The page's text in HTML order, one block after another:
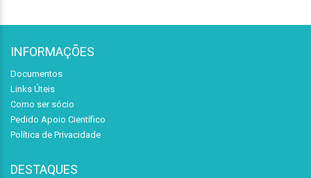
INFORMAÇÕES
Documentos
Links Úteis
Como ser sócio
Pedido Apoio Científico
Política de Privacidade
DESTAQUES